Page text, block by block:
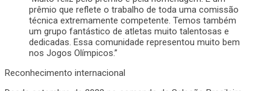
prêmio que reflete o trabalho de toda uma comissão
técnica extremamente competente. Temos também
um grupo fantástico de atletas muito talentosas e
dedicadas. Essa comunidade representou muito bem
nos Jogos Olímpicos.”
Reconhecimento internacional